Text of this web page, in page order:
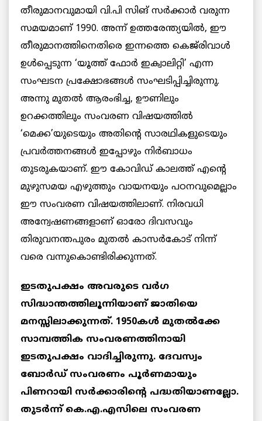
തീരുമാനവുമായി വി.പി സിങ് സര്‍ക്കാര്‍ വരുന്ന
സമയമാണ് 1990. അന്ന് ഉത്തരേന്ത്യയില്‍, ഈ
തീരുമാനത്തിനെതിരെ ഇന്നത്തെ കെജ്‌രിവാൾ
ഉൾപ്പെടുന്ന ‘യൂത്ത് ഫോര്‍ ഇക്വാലിറ്റി’ എന്ന
സംഘടന പ്രക്ഷോഭങ്ങള്‍ സംഘടിപ്പിച്ചിരുന്നു.
അന്നു മുതൽ ആരംഭിച്ച, ഊണിലും
ഉറക്കത്തിലും സംവരണ വിഷയത്തില്‍
‘മെക്ക’യുടെയും അതിന്റെ സാരഥികളുടെയും
പ്രവര്‍ത്തനങ്ങള്‍ ഇപ്പോഴും നിര്‍ബാധം
തുടരുകയാണ്. ഈ കോവിഡ് കാലത്ത് എന്റെ
മുഴുസമയ എഴുത്തും വായനയും പഠനവുമെല്ലാം
ഈ സംവരണ വിഷയത്തിലാണ്. നിരവധി
അന്വേഷണങ്ങളാണ് ഓരോ ദിവസവും
തിരുവനന്തപുരം മുതല്‍ കാസർകോട് നിന്ന്
വരെ വന്നുകൊണ്ടിരിക്കുന്നത്.
ഇടതുപക്ഷം അവരുടെ വര്‍ഗ
സിദ്ധാന്തത്തിലൂന്നിയാണ് ജാതിയെ
മനസ്സിലാക്കുന്നത്. 1950കള്‍ മുതൽക്കേ
സാമ്പത്തിക സംവരണത്തിനായി
ഇടതുപക്ഷം വാദിച്ചിരുന്നു. ദേവസ്വം
ബോര്‍ഡ് സംവരണം പൂര്‍ണമായും
പിണറായി സര്‍ക്കാരിന്റെ പദ്ധതിയാണല്ലോ.
തുടര്‍ന്ന് കെ.എ.എസിലെ സംവരണ